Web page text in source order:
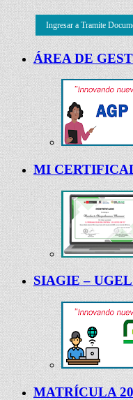
Ingresar a Tramite
ÁREA DE
MI
SIAGIE –
MATRÍCULA